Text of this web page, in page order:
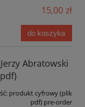
15,00 zł
do koszyka
Abratowski
produkt cyfrowy (plik
pdf) pre-order